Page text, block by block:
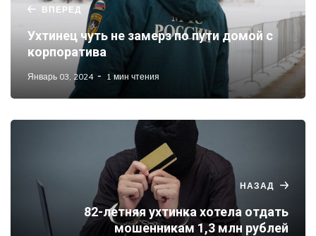
ВПЕРЕД
Ухтинец чуть не замерз по пути домой с
корпоратива
Январь 03, 2024 1 мин чтения
НАЗАД
82-летняя ухтинка хотела отдать
мошенникам 1,3 млн рублей